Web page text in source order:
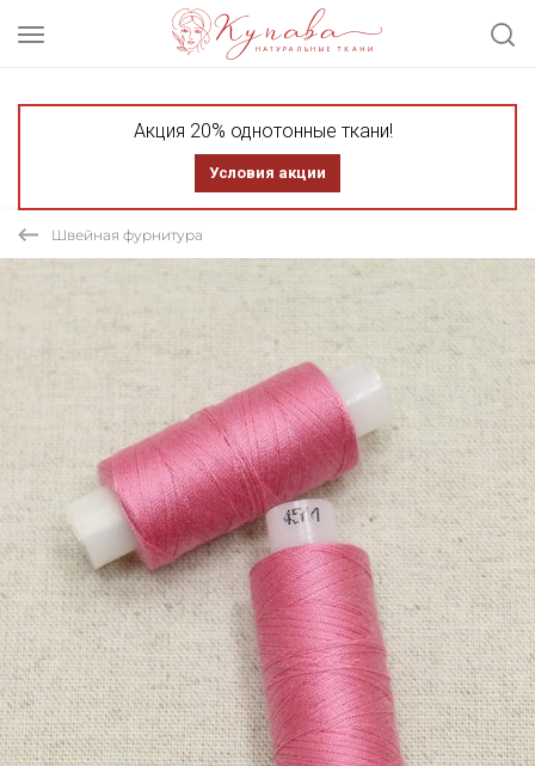
Акция 20% однотонные ткани!
Условия акции
Швейная фурнитура